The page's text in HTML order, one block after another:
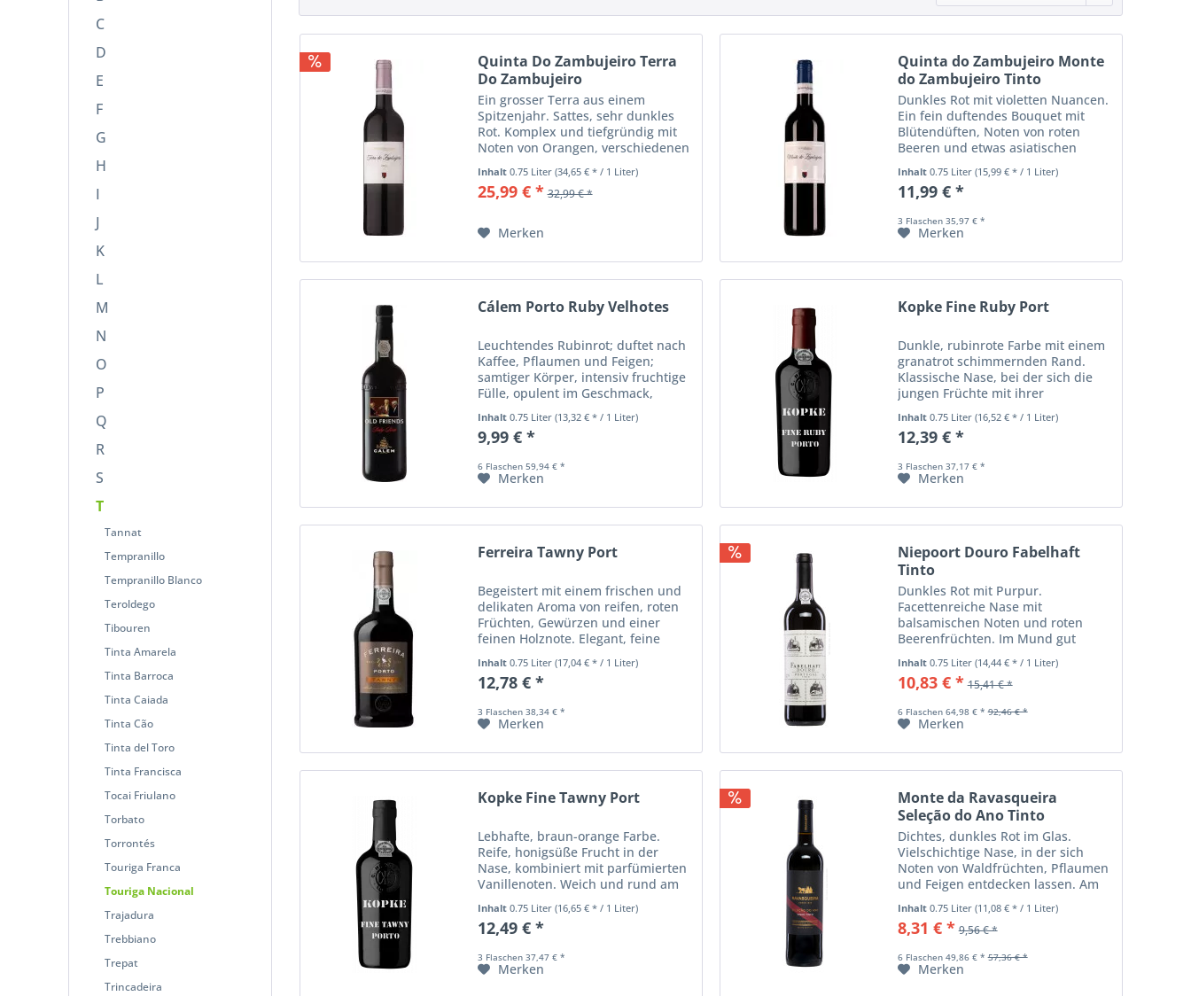
C
D
E
F
G
H
I
J
K
L
M
N
O
P
Q
R
S
T
Tannat
Tempranillo
Tempranillo Blanco
Teroldego
Tibouren
Tinta Amarela
Tinta Barroca
Tinta Caiada
Tinta Cão
Tinta del Toro
Tinta Francisca
Tocai Friulano
Torbato
Torrontés
Touriga Franca
Touriga Nacional
Trajadura
Trebbiano
Trepat
Trincadeira
Quinta Do Zambujeiro Terra
Do Zambujeiro
Ein grosser Terra aus einem
Spitzenjahr. Sattes, sehr dunkles
Rot. Komplex und tiefgründig mit
Noten von Orangen, verschiedenen
Blüten, Blaubeeren, Toast. Dicht,
mächtig und solide strukturiert mit
feinkörnigem Gerbstoff. Viel...
Inhalt 0.75 Liter (34,65 € * / 1 Liter)
25,99 € * 32,99 € *
Merken
Quinta do Zambujeiro Monte
do Zambujeiro Tinto
Dunkles Rot mit violetten Nuancen.
Ein fein duftendes Bouquet mit
Blütendüften, Noten von roten
Beeren und etwas asiatischen
Gewürzen. Angenehm weiche,
feinkörnige Struktur, schöne
Balance von Dichte und Frische,
Inhalt 0.75 Liter (15,99 € * / 1 Liter)
11,99 € *
3 Flaschen 35,97 € *
Merken
Cálem Porto Ruby Velhotes
Leuchtendes Rubinrot; duftet nach
Kaffee, Pflaumen und Feigen;
samtiger Körper, intensiv fruchtige
Fülle, opulent im Geschmack,
elegante Struktur; voll und
harmonisch.
Inhalt 0.75 Liter (13,32 € * / 1 Liter)
9,99 € *
6 Flaschen 59,94 € *
Merken
Kopke Fine Ruby Port
Dunkle, rubinrote Farbe mit einem
granatrot schimmernden Rand.
Klassische Nase, bei der sich die
jungen Früchte mit ihrer
Lebendigkeit in einem erlesenen
Gleichgewicht vereinen. Starker,
kraftvoller Geschmack, mit Aromen
Inhalt 0.75 Liter (16,52 € * / 1 Liter)
12,39 € *
3 Flaschen 37,17 € *
Merken
Ferreira Tawny Port
Begeistert mit einem frischen und
delikaten Aroma von reifen, roten
Früchten, Gewürzen und einer
feinen Holznote. Elegant, feine
Balance von reifen Tanninen und
Süße, angenehm langes Finish
Inhalt 0.75 Liter (17,04 € * / 1 Liter)
12,78 € *
3 Flaschen 38,34 € *
Merken
Niepoort Douro Fabelhaft
Tinto
Dunkles Rot mit Purpur.
Facettenreiche Nase mit
balsamischen Noten und roten
Beerenfrüchten. Im Mund gut
strukturiert, frisch und lebendig,
mineralisch. Am Gaumen
körperreich, elegant, gute Tiefe,
Abgang....
Inhalt 0.75 Liter (14,44 € * / 1 Liter)
10,83 € * 15,41 € *
6 Flaschen 64,98 € * 92,46 € *
Merken
Kopke Fine Tawny Port
Lebhafte, braun-orange Farbe.
Reife, honigsüße Frucht in der
Nase, kombiniert mit parfümierten
Vanillenoten. Weich und rund am
Gaumen, mit reichen und
einnehmenden Aromen.
Inhalt 0.75 Liter (16,65 € * / 1 Liter)
12,49 € *
3 Flaschen 37,47 € *
Merken
Monte da Ravasqueira
Seleção do Ano Tinto
Dichtes, dunkles Rot im Glas.
Vielschichtige Nase, in der sich
Noten von Waldfrüchten, Pflaumen
und Feigen entdecken lassen. Am
Gaumen zupackend und trotzdem
elegant, langer präsenter Abgang
mit samtweichen Tanninen. Ein
Inhalt 0.75 Liter (11,08 € * / 1 Liter)
8,31 € * 9,56 € *
6 Flaschen 49,86 € * 57,36 € *
Merken